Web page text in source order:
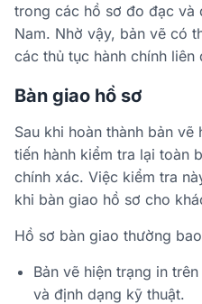
trong các hồ sơ đo đạc và
Nam. Nhờ vậy, bản vẽ có
các thủ tục hành chính liên
Bàn giao hồ sơ
Sau khi hoàn thành bản
tiến hành kiểm tra lại toàn
chính xác. Việc kiểm tra
khi bàn giao hồ sơ cho
Hồ sơ bàn giao thường
Bản vẽ hiện trạng in
và định dạng kỹ thuật.